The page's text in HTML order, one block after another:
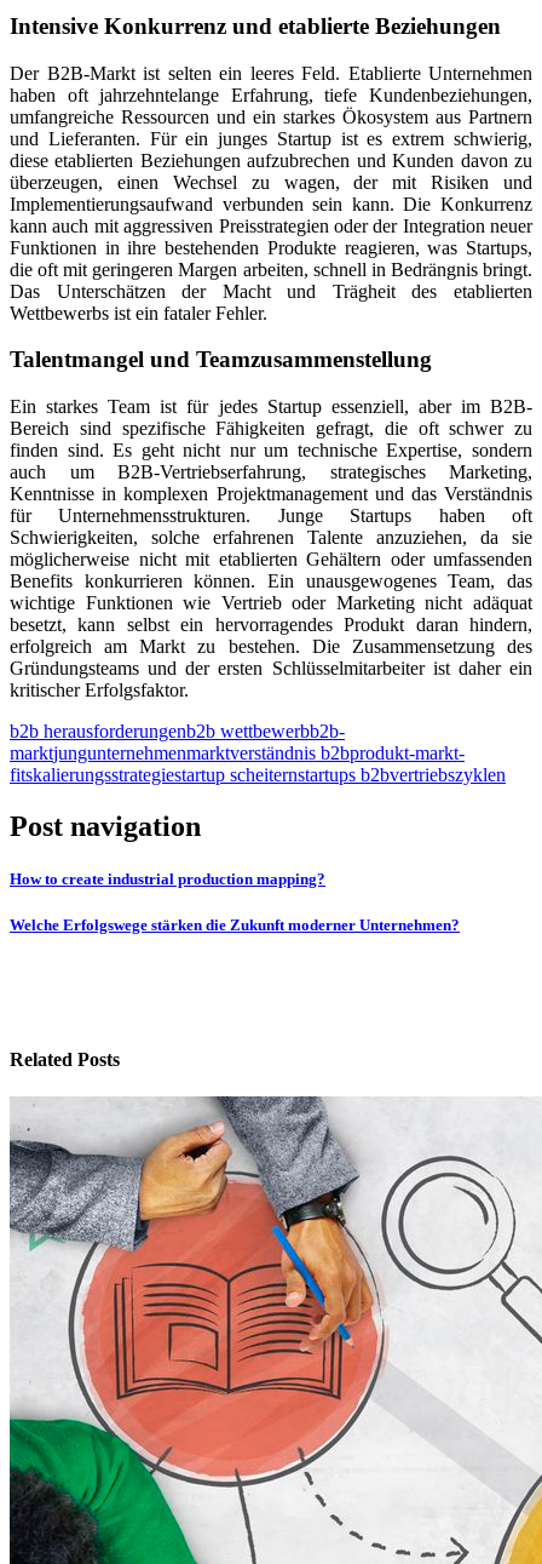
Intensive Konkurrenz und etablierte Beziehungen
Der B2B-Markt ist selten ein leeres Feld. Etablierte Unternehmen
haben oft jahrzehntelange Erfahrung, tiefe Kundenbeziehungen,
umfangreiche Ressourcen und ein starkes Ökosystem aus Partnern
und Lieferanten. Für ein junges Startup ist es extrem schwierig,
diese etablierten Beziehungen aufzubrechen und Kunden davon zu
überzeugen, einen Wechsel zu wagen, der mit Risiken und
Implementierungsaufwand verbunden sein kann. Die Konkurrenz
kann auch mit aggressiven Preisstrategien oder der Integration neuer
Funktionen in ihre bestehenden Produkte reagieren, was Startups,
die oft mit geringeren Margen arbeiten, schnell in Bedrängnis bringt.
Das Unterschätzen der Macht und Trägheit des etablierten
Wettbewerbs ist ein fataler Fehler.
Talentmangel und Teamzusammenstellung
Ein starkes Team ist für jedes Startup essenziell, aber im B2B-
Bereich sind spezifische Fähigkeiten gefragt, die oft schwer zu
finden sind. Es geht nicht nur um technische Expertise, sondern
auch um B2B-Vertriebserfahrung, strategisches Marketing,
Kenntnisse in komplexen Projektmanagement und das Verständnis
für Unternehmensstrukturen. Junge Startups haben oft
Schwierigkeiten, solche erfahrenen Talente anzuziehen, da sie
möglicherweise nicht mit etablierten Gehältern oder umfassenden
Benefits konkurrieren können. Ein unausgewogenes Team, das
wichtige Funktionen wie Vertrieb oder Marketing nicht adäquat
besetzt, kann selbst ein hervorragendes Produkt daran hindern,
erfolgreich am Markt zu bestehen. Die Zusammensetzung des
Gründungsteams und der ersten Schlüsselmitarbeiter ist daher ein
kritischer Erfolgsfaktor.
b2b herausforderungenb2b wettbewerbb2b-
marktjungunternehmenmarktverständnis b2bprodukt-markt-
fitskalierungsstrategiestartup scheiternstartups b2bvertriebszyklen
Post navigation
How to create industrial production mapping?
Welche Erfolgswege stärken die Zukunft moderner Unternehmen?
Related Posts